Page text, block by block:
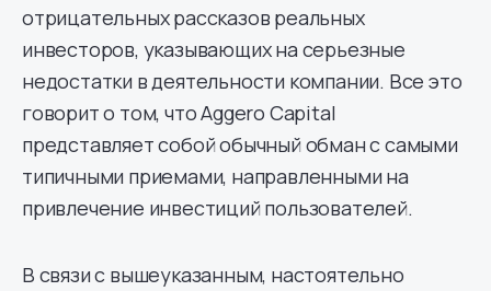
отрицательных рассказов реальных
инвесторов, указывающих на серьезные
недостатки в деятельности компании. Все это
говорит о том, что Aggero Capital
представляет собой обычный обман с самыми
типичными приемами, направленными на
привлечение инвестиций пользователей.
В связи с вышеуказанным, настоятельно